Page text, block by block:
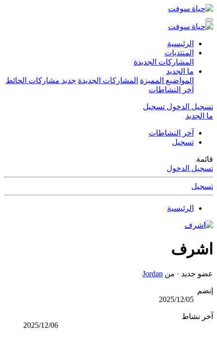
الرئيسية
المنتديات
المشاركات الجديدة
ما الجديد
المواضيع المميزة المشاركات الجديدة جديد مشاركات الحائط
آخر النشاطات
تسجيل الدخول تسجيل
ما الجديد
آخر النشاطات
تسجيل
قائمة
تسجيل الدخول
تسجيل
الرئيسية
اشرف
عضو جديد · من Jordan
إنضم
2025/12/05
آخر نشاط
2025/12/06